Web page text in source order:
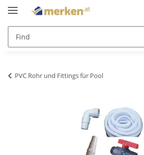
PVC Rohr und Fittings für Pool